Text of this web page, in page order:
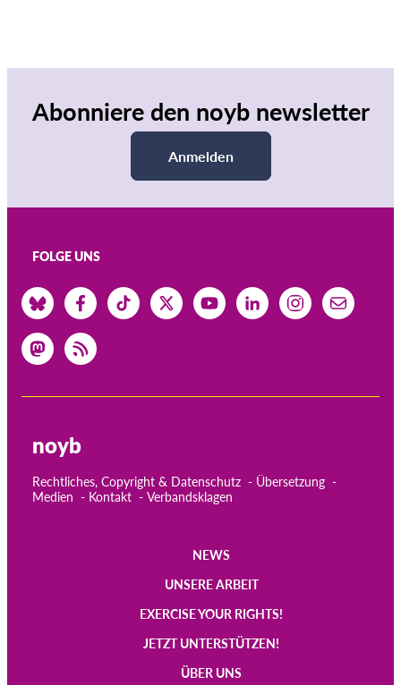
Abonniere den noyb newsletter
Anmelden
FOLGE UNS
noyb
Rechtliches, Copyright & Datenschutz
Übersetzung
Medien
Kontakt Verbandsklagen
NEWS
UNSERE ARBEIT
EXERCISE YOUR RIGHTS!
JETZT UNTERSTÜTZEN!
ÜBER UNS